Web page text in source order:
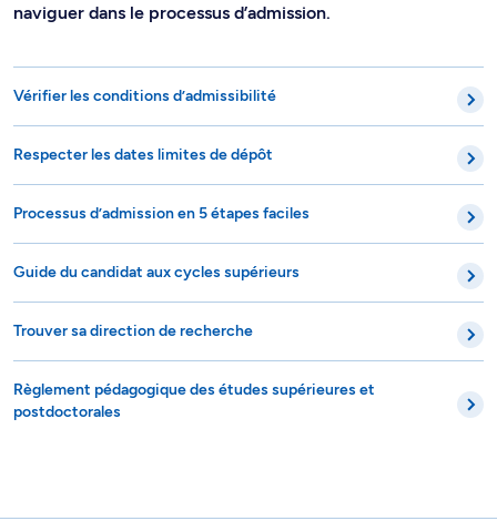
naviguer dans le processus d’admission.
Vérifier les conditions d’admissibilité
Respecter les dates limites de dépôt
Processus d’admission en 5 étapes faciles
Guide du candidat aux cycles supérieurs
Trouver sa direction de recherche
Règlement pédagogique des études supérieures et
postdoctorales